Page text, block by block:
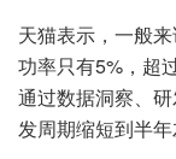
天猫表示，一般
功率只有5%，超
通过数据洞察、
发周期缩短到半年